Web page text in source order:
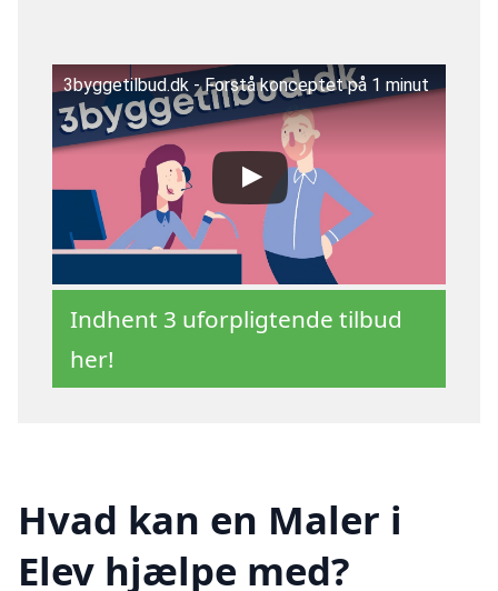
3byggetilbud.dk - Forstå konceptet på 1 minut
Indhent 3 uforpligtende tilbud
her!
Hvad kan en Maler i
Elev hjælpe med?